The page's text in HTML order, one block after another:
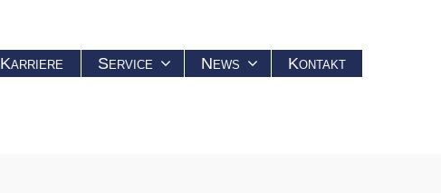
Karriere Service News Kontakt